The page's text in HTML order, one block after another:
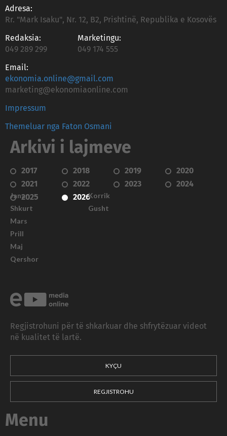
Adresa:
Rr. "Mark Isaku", Nr. 12, B2, Prishtinë, Republika e Kosovës
Redaksia:
049 289 299
Marketingu:
049 174 555
Email:
ekonomia.online@gmail.com
marketing@ekonomiaonline.com
Impressum
Themeluar nga Faton Osmani
Arkivi i lajmeve
2017 2018 2019
2020
2021
2022 2023
2024
2025
2026
Janar
Shkurt
Mars
Prill
Maj
Qershor
Korrik
Gusht
Regjistrohuni për të shkarkuar dhe shfrytëzuar videot
në kualitet të lartë.
KYÇU
REGJISTROHU
Menu